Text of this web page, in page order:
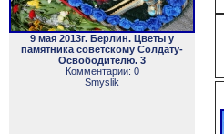
9 мая 2013г. Берлин. Цветы у
памятника советскому Солдату-
Освободителю. 3
Комментарии: 0
Smyslik